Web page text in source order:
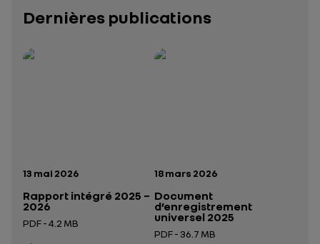
Dernières publications
Date de publication:
13 mai 2026
Rapport intégré 2025 –
2026
PDF - 4.2 MB
Ouverture dans un nouvel onglet
Rapport intégré 2025 – 2026— données structurées (JSON)
Date de publication:
18 mars 2026
Document
d’enregistrement
universel 2025
PDF - 36.7 MB
Présentation institutionnelle 2026